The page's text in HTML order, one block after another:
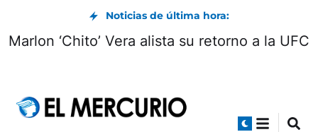
Noticias de última hora:
Marlon ‘Chito’ Vera alista su retorno a la UFC